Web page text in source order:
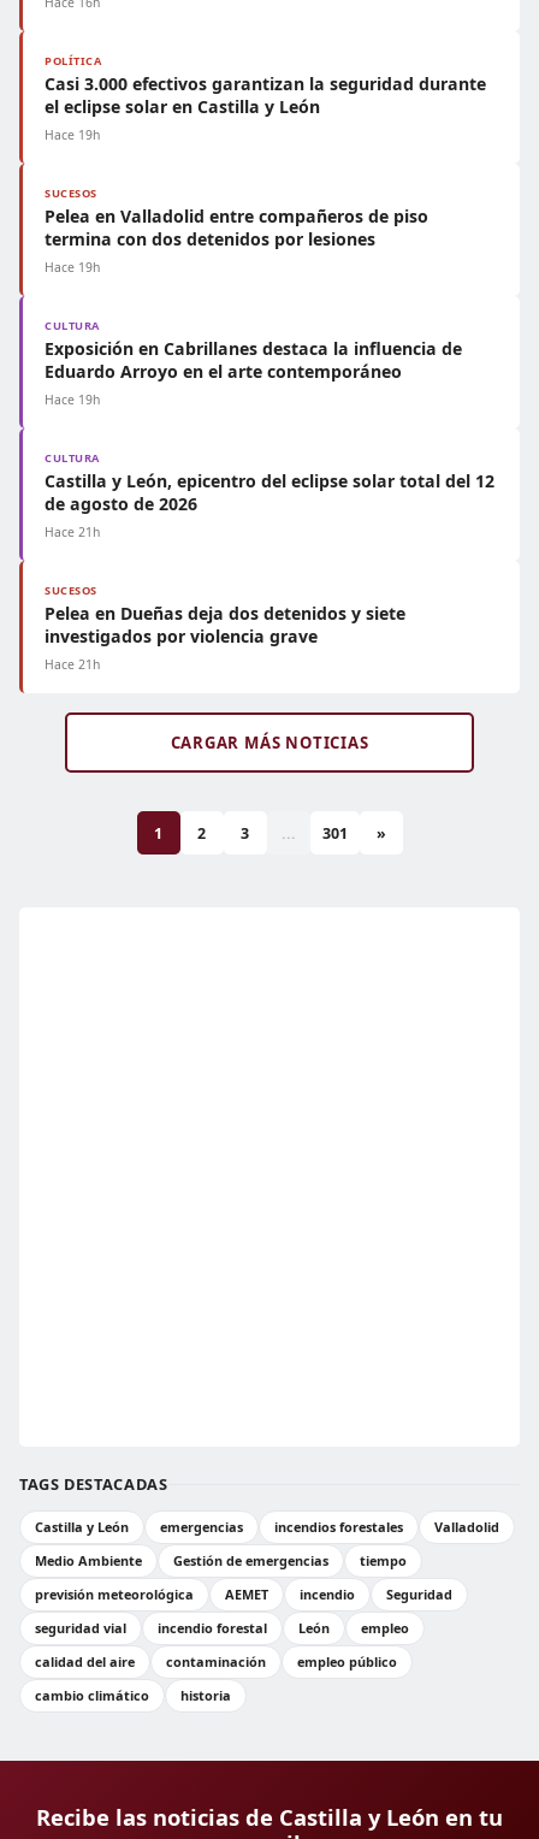
POLÍTICA
Casi 3.000 efectivos garantizan la seguridad durante
el eclipse solar en Castilla y León
Hace 19h
SUCESOS
Pelea en Valladolid entre compañeros de piso
termina con dos detenidos por lesiones
Hace 19h
CULTURA
Exposición en Cabrillanes destaca la influencia de
Eduardo Arroyo en el arte contemporáneo
Hace 19h
CULTURA
Castilla y León, epicentro del eclipse solar total del 12
de agosto de 2026
Hace 21h
SUCESOS
Pelea en Dueñas deja dos detenidos y siete
investigados por violencia grave
Hace 21h
CARGAR MÁS NOTICIAS
1 2 3 ... 301 »
TAGS DESTACADAS
Castilla y León emergencias incendios forestales
Valladolid
Medio Ambiente
Gestión de emergencias
tiempo
previsión meteorológica
AEMET incendio
Seguridad
seguridad vial
incendio forestal León
empleo
calidad del aire
contaminación
empleo público
cambio climático
historia
Recibe las noticias de Castilla y León en tu